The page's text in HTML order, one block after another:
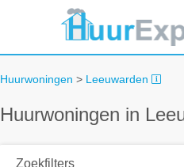
Huurwoningen > Leeuwarden
Huurwoningen in
Zoekfilters